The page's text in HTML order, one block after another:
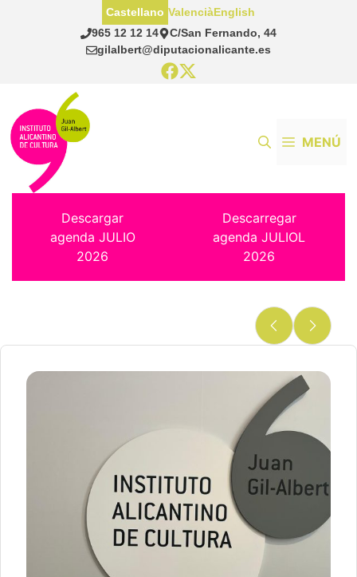
965 12 12 14
C/San Fernando, 44
gilalbert@diputacionalicante.es
Castellano ValenciàEnglish
MENÚ
Descargar
agenda JULIO
2026
Descarregar
agenda JULIOL
2026